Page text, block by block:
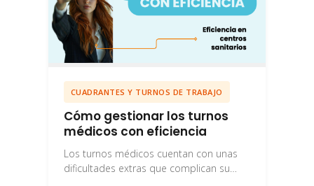
CUADRANTES Y TURNOS DE TRABAJO
Cómo gestionar los turnos
médicos con eficiencia
Los turnos médicos cuentan con unas
dificultades extras que complican su